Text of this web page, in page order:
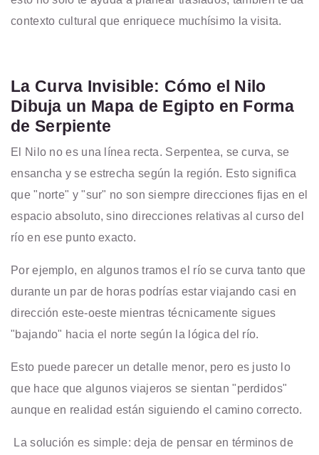
contexto cultural que enriquece muchísimo la visita.
La Curva Invisible: Cómo el Nilo
Dibuja un Mapa de Egipto en Forma
de Serpiente
El Nilo no es una línea recta. Serpentea, se curva, se
ensancha y se estrecha según la región. Esto significa
que "norte" y "sur" no son siempre direcciones fijas en el
espacio absoluto, sino direcciones relativas al curso del
río en ese punto exacto.
Por ejemplo, en algunos tramos el río se curva tanto que
durante un par de horas podrías estar viajando casi en
dirección este-oeste mientras técnicamente sigues
"bajando" hacia el norte según la lógica del río.
Esto puede parecer un detalle menor, pero es justo lo
que hace que algunos viajeros se sientan "perdidos"
aunque en realidad están siguiendo el camino correcto.
La solución es simple: deja de pensar en términos de